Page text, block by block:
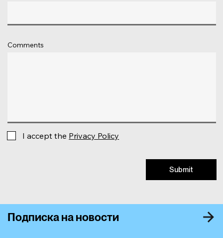
Comments
I accept the Privacy Policy
Submit
Подписка на новости